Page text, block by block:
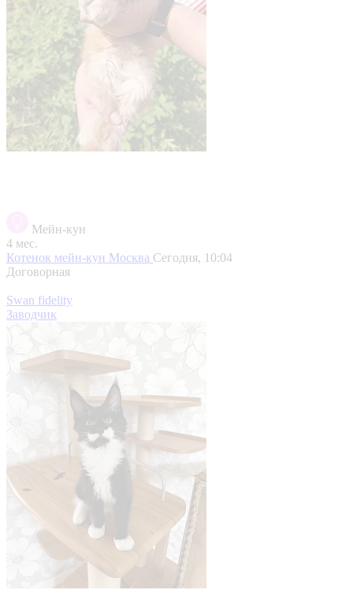
Мейн-кун
4 мес.
Котенок мейн-кун Москва Сегодня, 10:04
Договорная
Swan fidelity
Заводчик